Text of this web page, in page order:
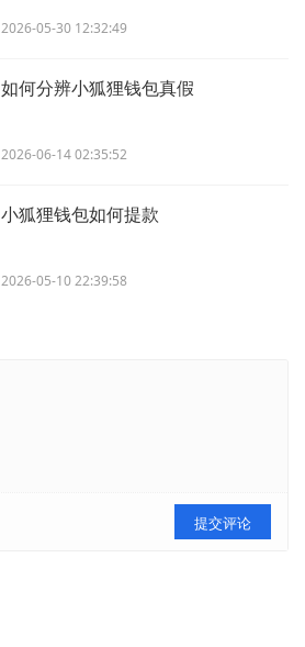
2026-05-30 12:32:49
如何分辨小狐狸钱包真假
2026-06-14 02:35:52
小狐狸钱包如何提款
2026-05-10 22:39:58
提交评论